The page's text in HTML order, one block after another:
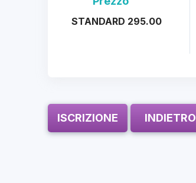
STANDARD 295.00
ISCRIZIONE INDIETRO